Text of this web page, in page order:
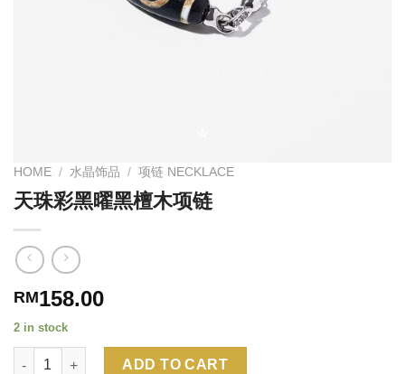
HOME / 水晶饰品 / 项链 NECKLACE
天珠彩黑曜黑檀木项链
RM158.00
2 in stock
Quantity ADD TO CART